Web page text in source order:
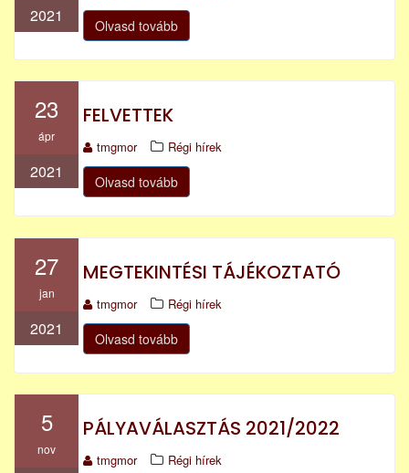
2021 Olvasd tovább
23
ápr
2021
FELVETTEK
tmgmor Régi hírek
Olvasd tovább
27
jan
2021
MEGTEKINTÉSI TÁJÉKOZTATÓ
tmgmor Régi hírek
Olvasd tovább
5
nov
PÁLYAVÁLASZTÁS 2021/2022
tmgmor Régi hírek